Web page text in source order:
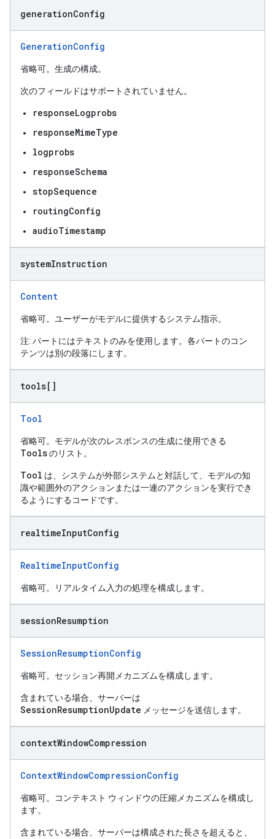
generationConfig
GenerationConfig
省略可。生成の構成。
次のフィールドはサポートされていません。
responseLogprobs
responseMimeType
logprobs
responseSchema
stopSequence
routingConfig
audioTimestamp
systemInstruction
Content
省略可。ユーザーがモデルに提供するシステム指示。
注: パートにはテキストのみを使用します。各パートのコン
テンツは別の段落にします。
tools[]
Tool
省略可。モデルが次のレスポンスの生成に使用できる
Toolsのリスト。
Tool は、システムが外部システムと対話して、モデルの知
識や範囲外のアクションまたは一連のアクションを実行でき
るようにするコードです。
realtimeInputConfig
RealtimeInputConfig
省略可。リアルタイム入力の処理を構成します。
sessionResumption
SessionResumptionConfig
省略可。セッション再開メカニズムを構成します。
含まれている場合、サーバーは
SessionResumptionUpdate メッセージを送信します。
contextWindowCompression
ContextWindowCompressionConfig
省略可。コンテキスト ウィンドウの圧縮メカニズムを構成し
ます。
含まれている場合、サーバーは構成された長さを超えると、